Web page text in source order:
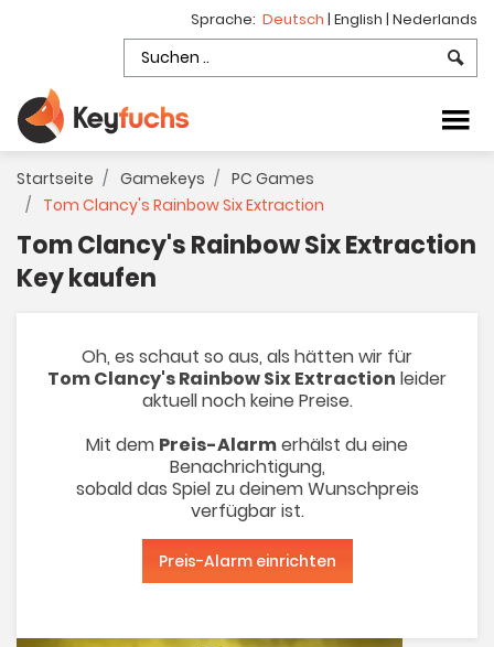
Sprache: Deutsch | English | Nederlands
Startseite Gamekeys
PC Games
Tom Clancy's Rainbow Six Extraction
Tom Clancy's Rainbow Six Extraction
Key kaufen
Oh, es schaut so aus, als hätten wir für
Tom Clancy's Rainbow Six Extraction leider
aktuell noch keine Preise.
Mit dem Preis-Alarmerhälst du eine
Benachrichtigung,
sobald das Spiel zu deinem Wunschpreis
verfügbar ist.
Preis-Alarm einrichten